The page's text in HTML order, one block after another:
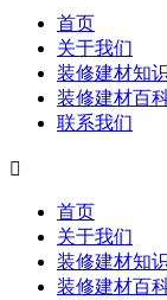
首页
关于我们
装修建材知
装修建材百
联系我们

首页
关于我们
装修建材知
装修建材百